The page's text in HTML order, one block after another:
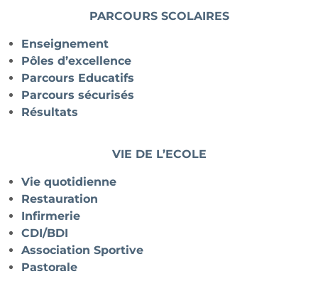
PARCOURS SCOLAIRES
Enseignement
Pôles d’excellence
Parcours Educatifs
Parcours sécurisés
Résultats
VIE DE L’ECOLE
Vie quotidienne
Restauration
Infirmerie
CDI/BDI
Association Sportive
Pastorale